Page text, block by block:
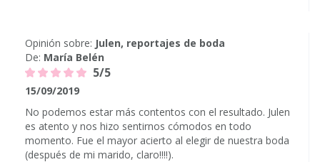
Opinión sobre: Julen, reportajes de boda
De: María Belén
5/5
15/09/2019
No podemos estar más contentos con el resultado. Julen
es atento y nos hizo sentirnos cómodos en todo
momento. Fue el mayor acierto al elegir de nuestra boda
(después de mi marido, claro!!!!).